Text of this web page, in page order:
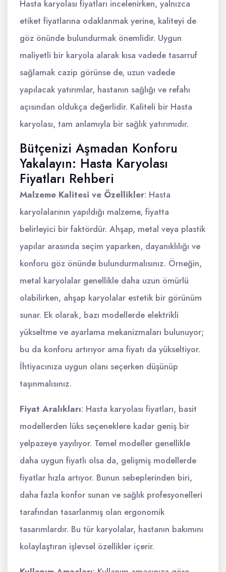
Hasta karyolası fiyatları incelenirken, yalnızca
etiket fiyatlarına odaklanmak yerine, kaliteyi de
göz önünde bulundurmak önemlidir. Uygun
maliyetli bir karyola alarak kısa vadede tasarruf
sağlamak cazip görünse de, uzun vadede
yapılacak yatırımlar, hastanın sağlığı ve refahı
açısından oldukça değerlidir. Kaliteli bir Hasta
karyolası, tam anlamıyla bir sağlık yatırımıdır.
Bütçenizi Aşmadan Konforu
Yakalayın: Hasta Karyolası
Fiyatları Rehberi
Malzeme Kalitesi ve Özellikler: Hasta
karyolalarının yapıldığı malzeme, fiyatta
belirleyici bir faktördür. Ahşap, metal veya plastik
yapılar arasında seçim yaparken, dayanıklılığı ve
konforu göz önünde bulundurmalısınız. Örneğin,
metal karyolalar genellikle daha uzun ömürlü
olabilirken, ahşap karyolalar estetik bir görünüm
sunar. Ek olarak, bazı modellerde elektrikli
yükseltme ve ayarlama mekanizmaları bulunuyor;
bu da konforu artırıyor ama fiyatı da yükseltiyor.
İhtiyacınıza uygun olanı seçerken düşünüp
taşınmalısınız.
Fiyat Aralıkları: Hasta karyolası fiyatları, basit
modellerden lüks seçeneklere kadar geniş bir
yelpazeye yayılıyor. Temel modeller genellikle
daha uygun fiyatlı olsa da, gelişmiş modellerde
fiyatlar hızla artıyor. Bunun sebeplerinden biri,
daha fazla konfor sunan ve sağlık profesyonelleri
tarafından tasarlanmış olan ergonomik
tasarımlardır. Bu tür karyolalar, hastanın bakımını
kolaylaştıran işlevsel özellikler içerir.